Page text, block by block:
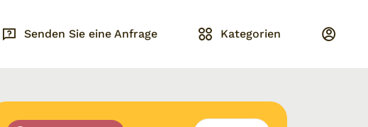
Senden Sie eine Anfrage Kategorien